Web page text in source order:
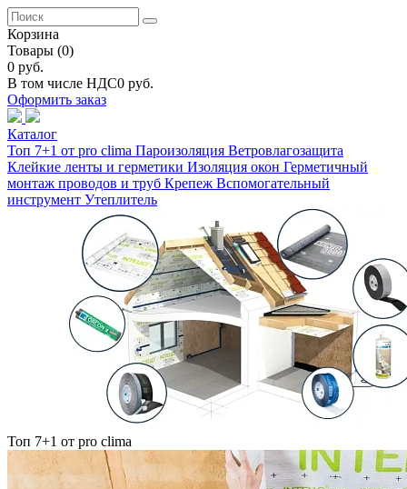
Корзина
Товары (0)
0 руб.
В том числе НДС0 руб.
Оформить заказ
Каталог
Топ 7+1 от pro clima Пароизоляция Ветровлагозащита
Клейкие ленты и герметики Изоляция окон Герметичный
монтаж проводов и труб Крепеж Вспомогательный
инструмент Утеплитель
Топ 7+1 от pro clima